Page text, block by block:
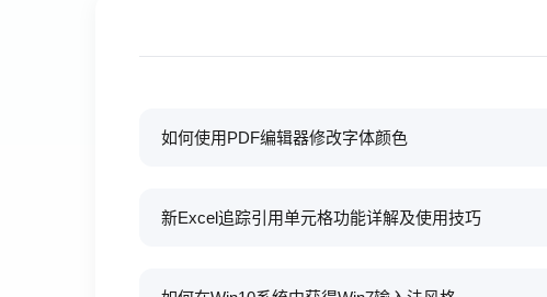
如何使用PDF编辑器修改字体颜色
新Excel追踪引用单元格功能详解及使用技巧